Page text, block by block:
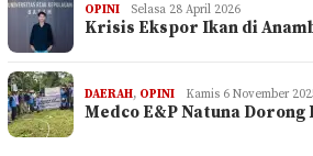
OPINI Selasa 28 April 2026
Krisis Ekspor Ikan di
DAERAH, OPINI Kamis 6 November
Medco E&P Natuna